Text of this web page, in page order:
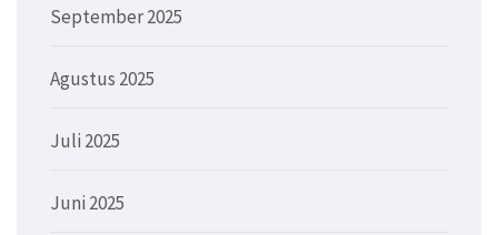
September 2025
Agustus 2025
Juli 2025
Juni 2025